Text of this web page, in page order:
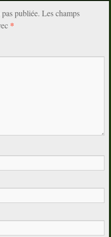
publiée. Les champs
*